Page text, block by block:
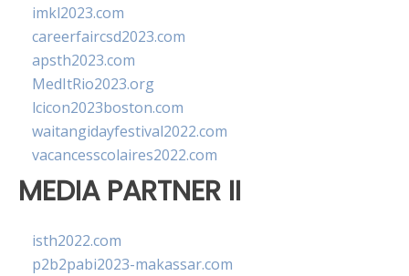
imkl2023.com
careerfaircsd2023.com
apsth2023.com
MedItRio2023.org
lcicon2023boston.com
waitangidayfestival2022.com
vacancesscolaires2022.com
MEDIA PARTNER II
isth2022.com
p2b2pabi2023-makassar.com